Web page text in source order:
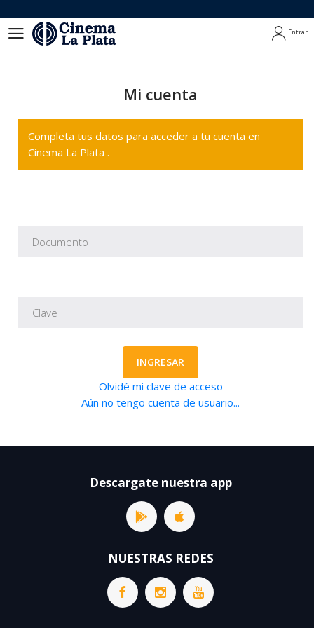
Entrar
Mi cuenta
Completa tus datos para acceder a tu cuenta en
Cinema La Plata .
INGRESAR
Olvidé mi clave de acceso
Aún no tengo cuenta de usuario...
Descargate nuestra app
NUESTRAS REDES